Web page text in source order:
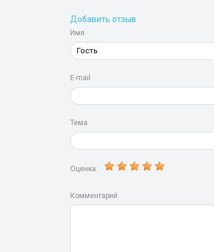
Добавить отзыв
Имя
E-mail
Тема
Оценка:
Комментарий: